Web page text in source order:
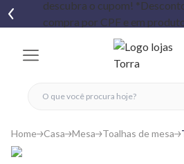
fechar menu
fechar menu
favoritos
Home Casa Mesa Toalhas de mesa